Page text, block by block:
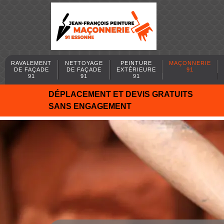
RAVALEMENT
DE FAÇADE
91
NETTOYAGE
DE FAÇADE
91
PEINTURE
EXTÉRIEURE
91
MAÇONNERIE
91
DÉPLACEMENT ET DEVIS GRATUITS
SANS ENGAGEMENT